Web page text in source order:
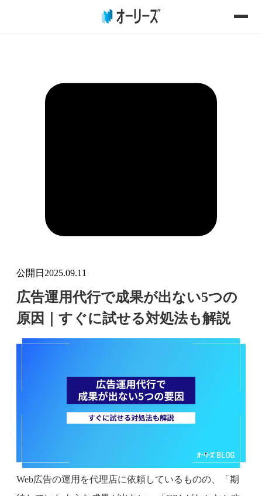
公開日 2025.09.11
広告運用代行で成果が出ない5つの
原因｜すぐに試せる対処法も解説
Web広告の運用を代理店に依頼しているものの、「期